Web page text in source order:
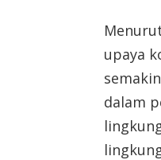
upaya
dalam